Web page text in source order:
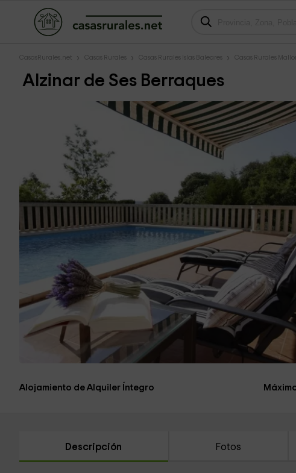
CasasRurales.net Casas Rurales Casas Rurales Islas Baleares Casas Rurales
Alzinar de Ses Berraques
Alojamiento de Alquiler Íntegro
Descripción Fotos